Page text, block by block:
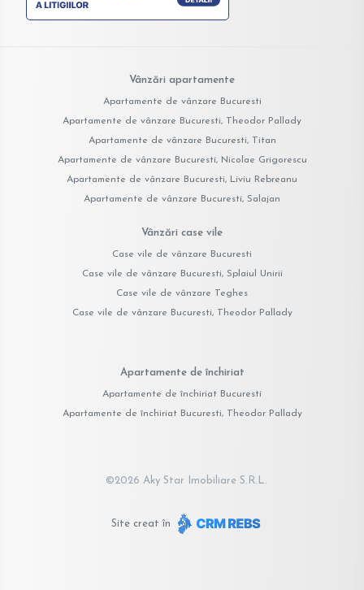
Vânzări apartamente
Apartamente de vânzare Bucuresti
Apartamente de vânzare Bucuresti, Theodor Pallady
Apartamente de vânzare Bucuresti, Titan
Apartamente de vânzare Bucuresti, Nicolae Grigorescu
Apartamente de vânzare Bucuresti, Liviu Rebreanu
Apartamente de vânzare Bucuresti, Salajan
Vânzări case vile
Case vile de vânzare Bucuresti
Case vile de vânzare Bucuresti, Splaiul Unirii
Case vile de vânzare Teghes
Case vile de vânzare Bucuresti, Theodor Pallady
Apartamente de închiriat
Apartamente de închiriat Bucuresti
Apartamente de închiriat Bucuresti, Theodor Pallady
©2026 Aky Star Imobiliare S.R.L.
Site creat în